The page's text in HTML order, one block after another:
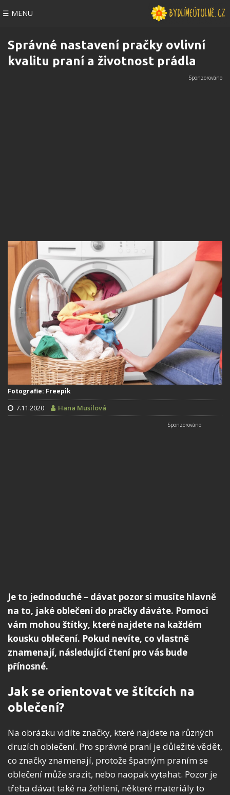
☰ MENU
Správné nastavení pračky ovlivní
kvalitu praní a životnost prádla
Fotografie: Freepik
7.11.2020 Hana Musilová
Je to jednoduché – dávat pozor si musíte hlavně
na to, jaké oblečení do pračky dáváte. Pomoci
vám mohou štítky, které najdete na každém
kousku oblečení. Pokud nevíte, co vlastně
znamenají, následující čtení pro vás bude
přínosné.
Jak se orientovat ve štítcích na
oblečení?
Na obrázku vidíte značky, které najdete na různých
druzích oblečení. Pro správné praní je důležité vědět,
co značky znamenají, protože špatným praním se
oblečení může srazit, nebo naopak vytahat. Pozor je
třeba dávat také na žehlení, některé materiály to